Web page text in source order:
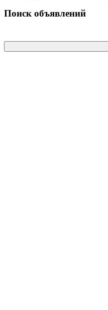
Поиск объявлений